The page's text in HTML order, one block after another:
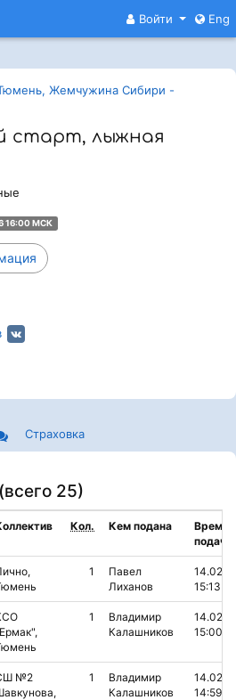
Войти Eng
Жемчужина Сибири -
старт, лыжная
16:00 МСК
Страховка
всего 25)
Кол. Кем подана
Время
подачи
1
Павел
Лиханов
15:13
1
Владимир
Калашников
15:00
№2
1
Владимир
Калашников
14:59